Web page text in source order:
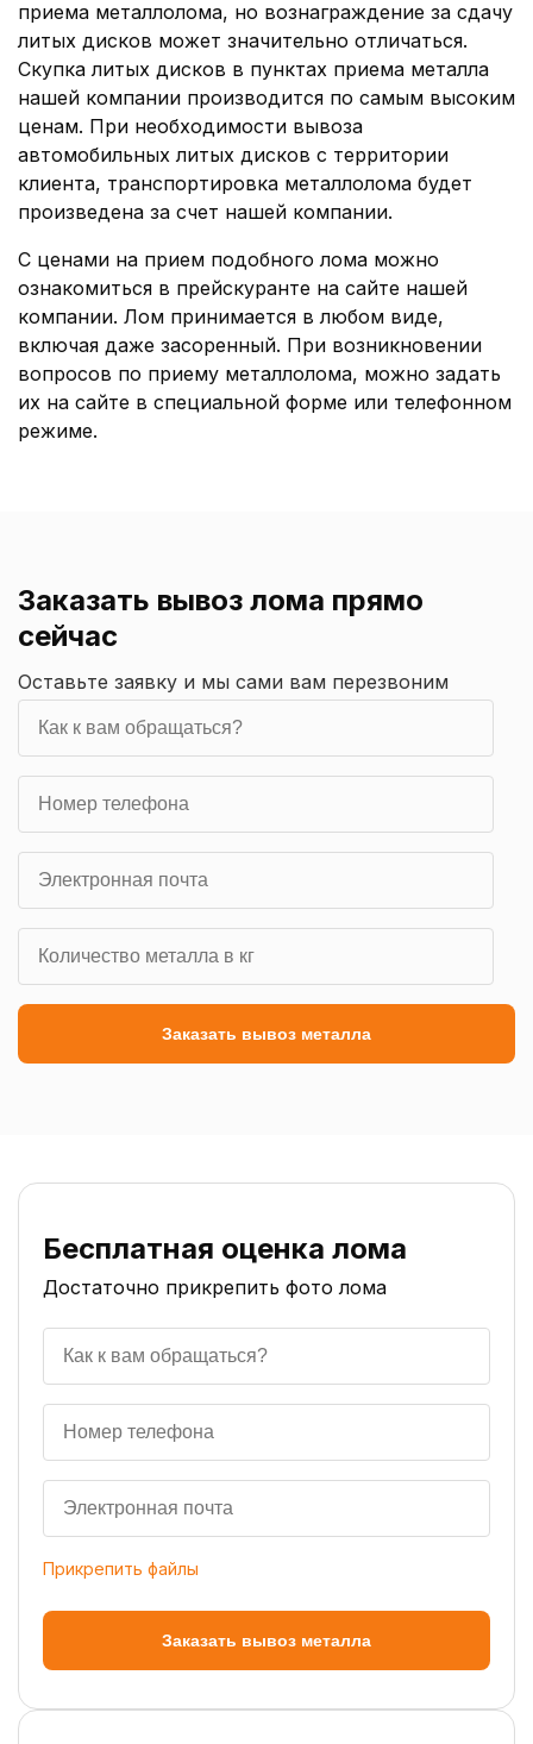
приема металлолома, но вознаграждение за сдачу
литых дисков может значительно отличаться.
Скупка литых дисков в пунктах приема металла
нашей компании производится по самым высоким
ценам. При необходимости вывоза
автомобильных литых дисков с территории
клиента, транспортировка металлолома будет
произведена за счет нашей компании.
С ценами на прием подобного лома можно
ознакомиться в прейскуранте на сайте нашей
компании. Лом принимается в любом виде,
включая даже засоренный. При возникновении
вопросов по приему металлолома, можно задать
их на сайте в специальной форме или телефонном
режиме.
Заказать вывоз лома прямо
сейчас
Оставьте заявку и мы сами вам перезвоним
Заказать вывоз металла
Бесплатная оценка лома
Достаточно прикрепить фото лома
Прикрепить файлы
Заказать вывоз металла